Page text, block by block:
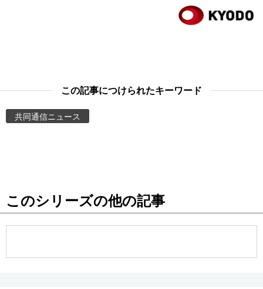
People
この記事につけられたキーワード
共同通信ニュース
このシリーズの他の記事